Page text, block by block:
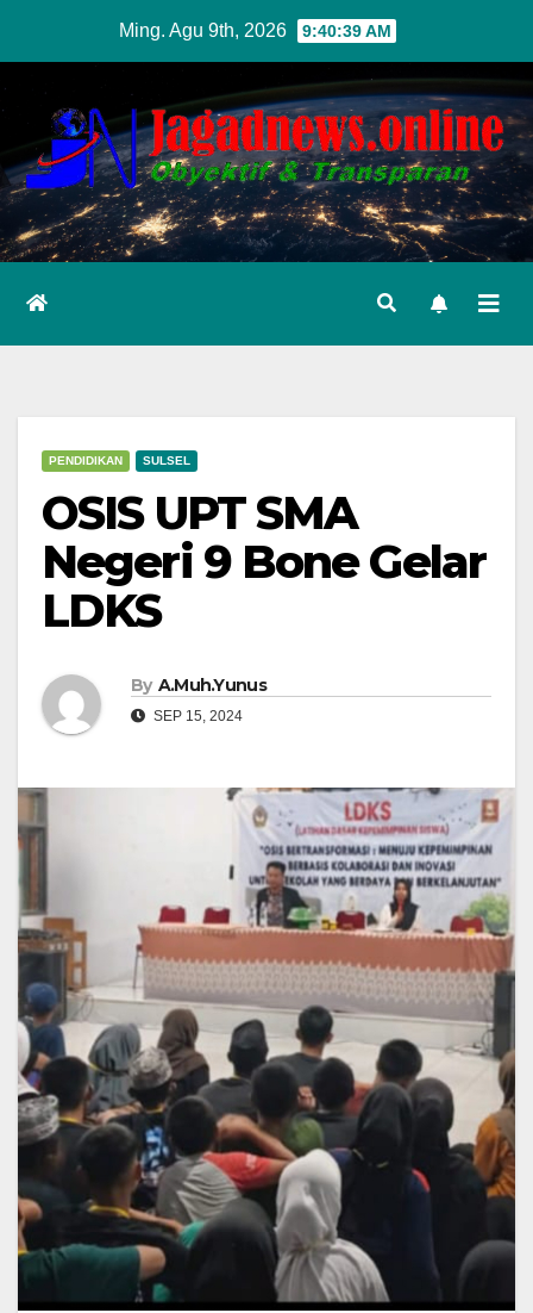
content
Ming. Agu 9th, 2026 9:40:40 AM
PENDIDIKAN SULSEL
OSIS UPT SMA
Negeri 9 Bone Gelar
LDKS
By A.Muh.Yunus
SEP 15, 2024